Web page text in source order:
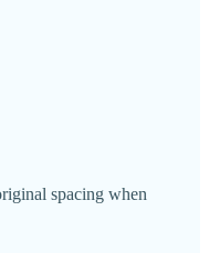
spacing when